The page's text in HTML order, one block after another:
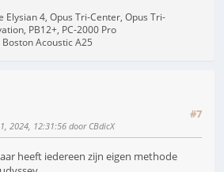
Elysian 4, Opus Tri-Center, Opus Tri-
PB12+, PC-2000 Pro
Boston Acoustic A25
#7
2024, 12:31:56 door CBdicX
heeft iedereen zijn eigen methode